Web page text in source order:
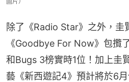
除了《Radio Star》之外，圭
《Goodbye For Now》包攬
和Bugs 3榜實時1位！加上圭
藝《新西遊記4》預計將於6